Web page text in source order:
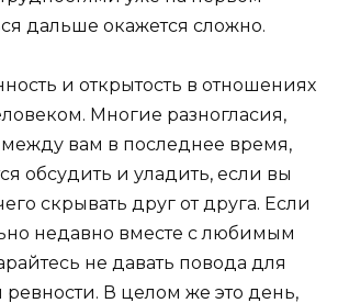
дальше окажется сложно.
и открытость в отношениях
Многие разногласия,
вам в последнее время,
обсудить и уладить, если вы
скрывать друг от друга. Если
недавно вместе с любимым
не давать повода для
В целом же это день,